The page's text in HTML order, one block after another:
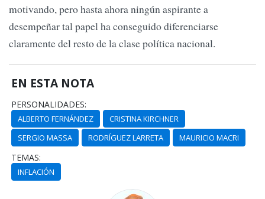
motivando, pero hasta ahora ningún aspirante a
desempeñar tal papel ha conseguido diferenciarse
claramente del resto de la clase política nacional.
EN ESTA NOTA
PERSONALIDADES:
ALBERTO FERNÁNDEZ
CRISTINA KIRCHNER
SERGIO MASSA
RODRÍGUEZ LARRETA MAURICIO MACRI
TEMAS:
INFLACIÓN